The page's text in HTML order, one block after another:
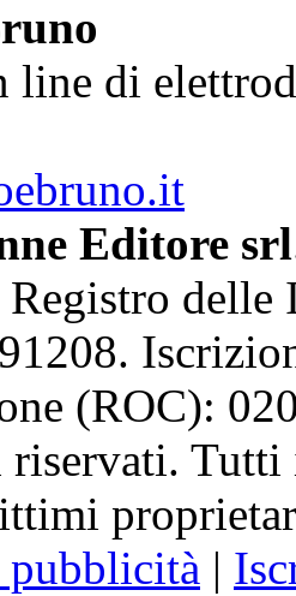
line di
Editore srl
delle
(ROC):
Tutti
pubblicità |